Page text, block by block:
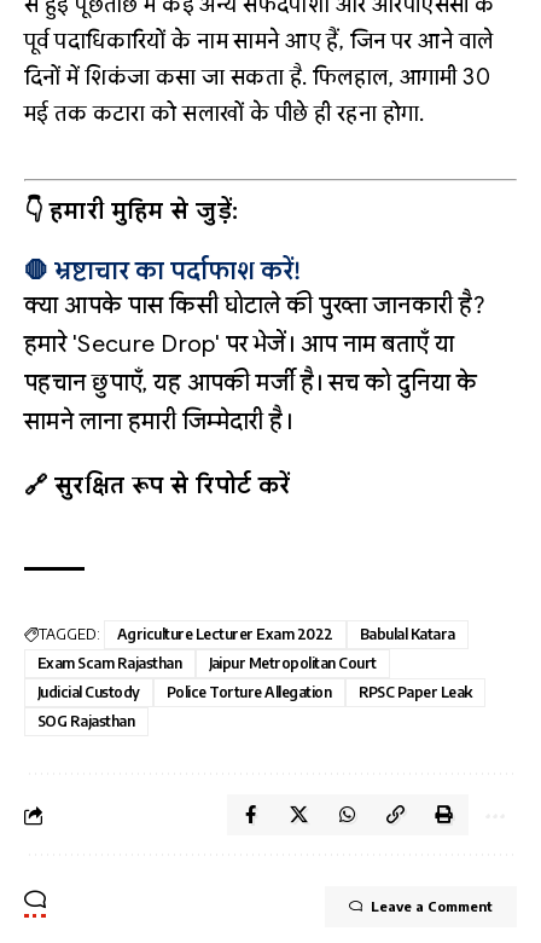
पूर्व पदाधिकारियों के नाम सामने आए हैं, जिन पर आने वाले
दिनों में शिकंजा कसा जा सकता है. फिलहाल, आगामी 30
मई तक कटारा को सलाखों के पीछे ही रहना होगा.
👇 हमारी मुहिम से जुड़ें:
🛑 भ्रष्टाचार का पर्दाफाश करें!
क्या आपके पास किसी घोटाले की पुख्ता जानकारी है?
हमारे 'Secure Drop' पर भेजें। आप नाम बताएँ या
पहचान छुपाएँ, यह आपकी मर्जी है। सच को दुनिया के
सामने लाना हमारी जिम्मेदारी है।
🔗 सुरक्षित रूप से रिपोर्ट करें
TAGGED: Agriculture Lecturer Exam 2022
Babulal Katara
Exam Scam Rajasthan
Jaipur Metropolitan Court
Judicial Custody
Police Torture Allegation
RPSC Paper Leak
SOG Rajasthan
Leave a Comment